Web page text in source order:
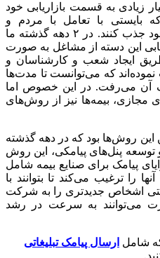
زیادی به قسمت بازاریابی خود
بایستی با تعامل با مردم و
مشتریان جدید آنها را به سمت خود جذب کنند. در ۲ دهه گذشته ما
این دسته از مشاغل به صورت
ایجاد شعب و کارشناسان و
نموده‌اند که می‌توانست تا مدت‌ها
آن می‌رفت. در این خصوص اما
مجازی، بیمه‌ها نیز از روش‌های
این روش‌ها بود که در دهه گذشته
توسعه پنل‌های پیامکی، این روش
پیامک برای صنایع بیمه شامل
را ترغیب می‌کند تا بتوانند با
اشخاص جدیدتری را به شرکت
می‌توانند به سرعت در رشد
شامل ارسال پیامک تبلیغاتی